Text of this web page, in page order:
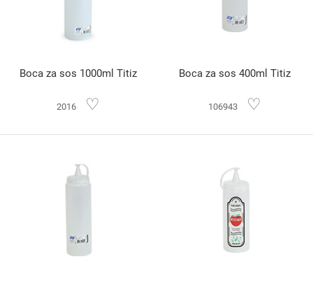
Boca za sos 1000ml Titiz
2016 ♡
Boca za sos 400ml Titiz
106943 ♡